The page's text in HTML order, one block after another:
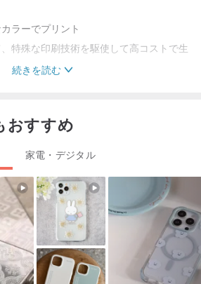
ラーでプリント
特殊な印刷技術を駆使して高コストで生
Max Midnight Green）
ッグで補強されています
保護を強化します
できるストラップ穴があります
続きを読む
おすすめ
家電・デジタル